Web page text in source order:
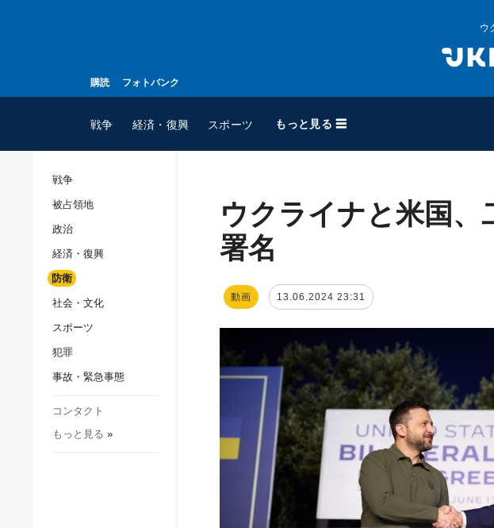
購読 フォトバンク
ウ
戦争 経済・復興 スポーツ もっと見る ☰
スポーツ
ウクルインフォルム
ウクルインフォルムについ
戦争
被占領地
政治
経済・復興
防衛
社会・文化
スポーツ
犯罪
事故・緊急事態
コンタクト
もっと見る »
ウクライナと米国、
署名
動画 13.06.2024 23:31